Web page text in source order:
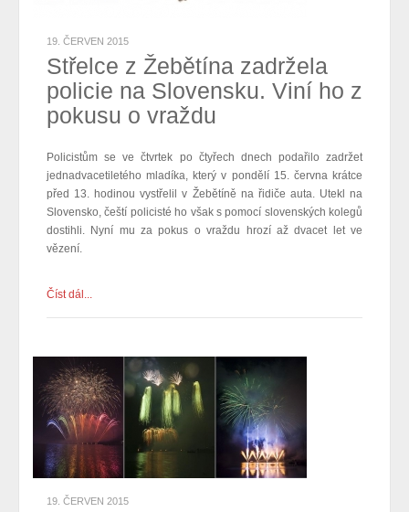
19. ČERVEN 2015
Střelce z Žebětína zadržela
policie na Slovensku. Viní ho z
pokusu o vraždu
Policistům se ve čtvrtek po čtyřech dnech podařilo zadržet
jednadvacetiletého mladíka, který v pondělí 15. června krátce
před 13. hodinou vystřelil v Žebětíně na řidiče auta. Utekl na
Slovensko, čeští policisté ho však s pomocí slovenských kolegů
dostihli. Nyní mu za pokus o vraždu hrozí až dvacet let ve
vězení.
Číst dál...
19. ČERVEN 2015